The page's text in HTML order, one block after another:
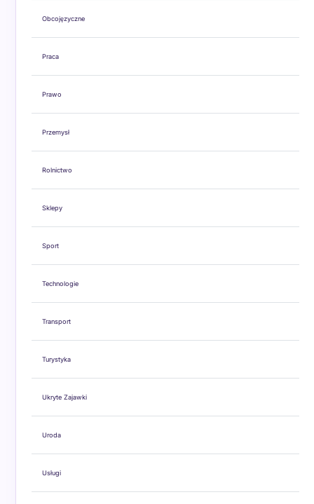
Obcojęzyczne
Praca
Prawo
Przemysł
Rolnictwo
Sklepy
Sport
Technologie
Transport
Turystyka
Ukryte Zajawki
Uroda
Usługi